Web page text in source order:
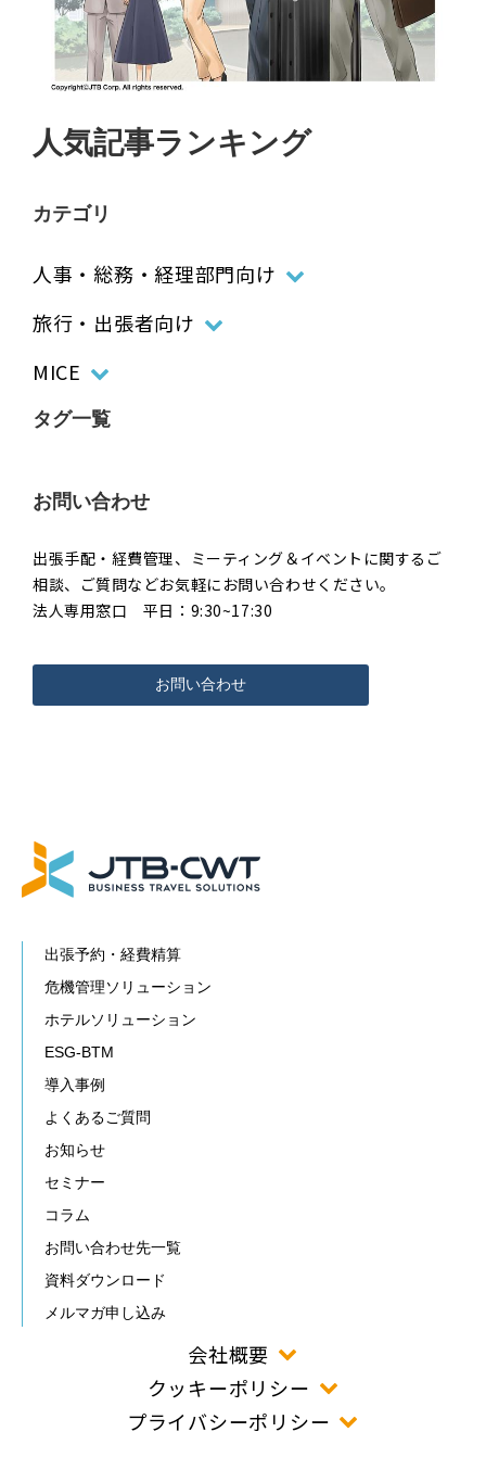
人気記事ランキング
カテゴリ
人事・総務・経理部門向け
旅行・出張者向け
MICE
タグ一覧
お問い合わせ
出張手配・経費管理、ミーティング＆イベントに関するご
相談、ご質問などお気軽にお問い合わせください。
法人専用窓口 平日：9:30~17:30
お問い合わせ
出張予約・経費精算
危機管理ソリューション
ホテルソリューション
ESG-BTM
導入事例
よくあるご質問
お知らせ
セミナー
コラム
お問い合わせ先一覧
資料ダウンロード
メルマガ申し込み
会社概要
クッキーポリシー
プライバシーポリシー